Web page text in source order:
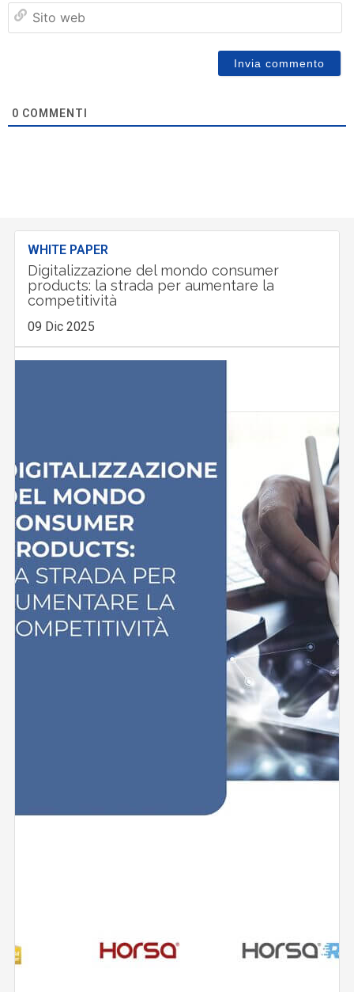
0 COMMENTI
WHITE PAPER
Digitalizzazione del mondo consumer
products: la strada per aumentare la
competitività
09 Dic 2025